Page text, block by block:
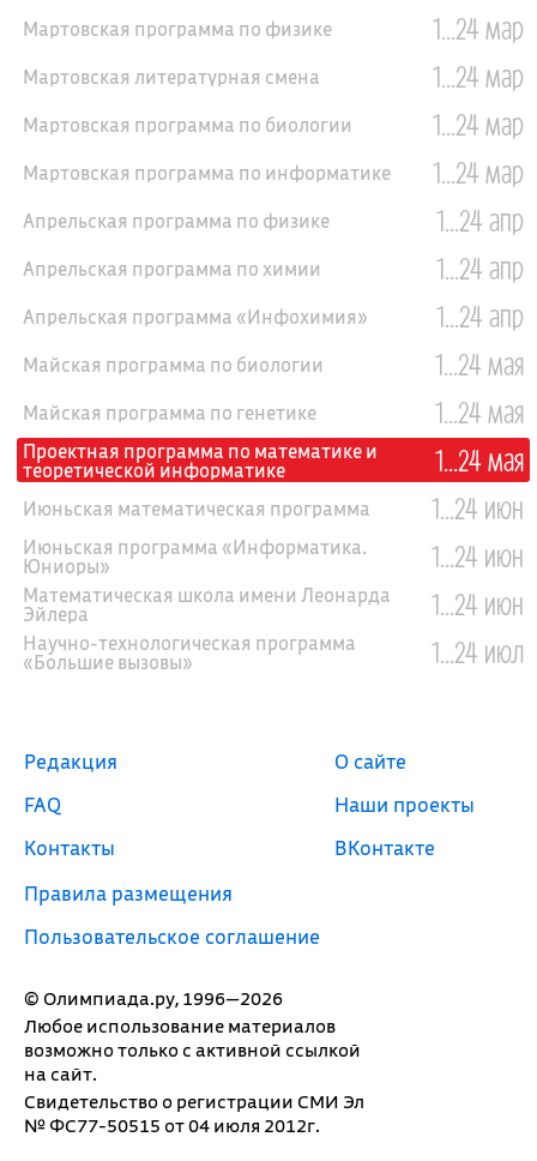
Мартовская программа по физике 1...24 мар
Мартовская литературная смена 1...24 мар
Мартовская программа по биологии 1...24 мар
Мартовская программа по информатике 1...24 мар
Апрельская программа по физике 1...24 апр
Апрельская программа по химии 1...24 апр
Апрельская программа «Инфохимия» 1...24 апр
Майская программа по биологии 1...24 мая
Майская программа по генетике 1...24 мая
Проектная программа по математике и
теоретической информатике 1...24 мая
Июньская математическая программа 1...24 июн
Июньская программа «Информатика.
Юниоры» 1...24 июн
Математическая школа имени Леонарда
Эйлера 1...24 июн
Научно-технологическая программа
«Большие вызовы» 1...24 июл
© Олимпиада.ру, 1996—2026
Любое использование материалов
возможно только с активной ссылкой
на сайт.
Свидетельство о регистрации СМИ Эл
№ ФС77-50515 от 04 июля 2012г.
Редакция
FAQ
Контакты
Правила размещения
Пользовательское соглашение
О сайте
Наши проекты
ВКонтакте